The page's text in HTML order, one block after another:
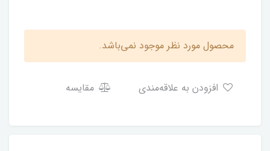
محصول مورد نظر موجود نمی‌باشد.
مقایسه